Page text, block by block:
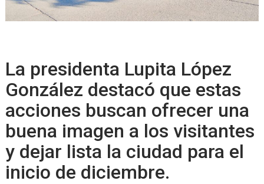
La presidenta Lupita López
González destacó que estas
acciones buscan ofrecer una
buena imagen a los visitantes
y dejar lista la ciudad para el
inicio de diciembre.